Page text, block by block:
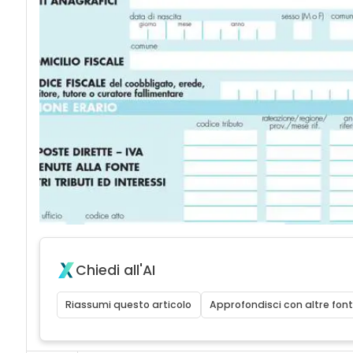
Chiedi all'AI
Riassumi questo articolo Approfondisci con altre